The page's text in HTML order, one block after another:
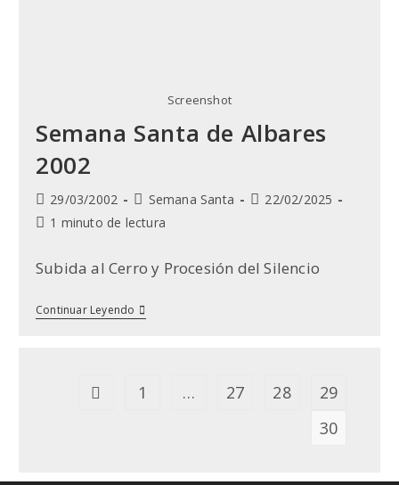
Screenshot
Semana Santa de Albares
2002
Publicación
de
29/03/2002
Categoría
de
Semana Santa
Última
entrada:
22/02/2025
Tiempo
lectura:
1 minuto de lectura
Subida al Cerro y Procesión del Silencio
Continuar Leyendo Semana
Santa
Ir a la página anterior
1 … 27 28
29
30